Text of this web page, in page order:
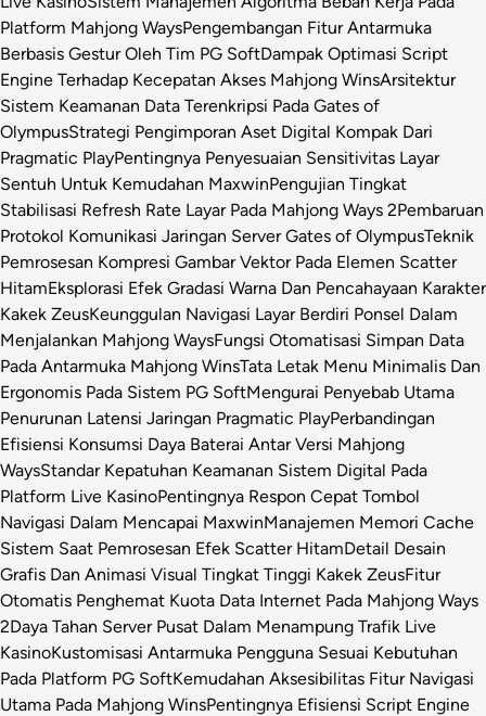
Platform Mahjong WaysPengembangan Fitur Antarmuka
Berbasis Gestur Oleh Tim PG SoftDampak Optimasi Script
Engine Terhadap Kecepatan Akses Mahjong WinsArsitektur
Sistem Keamanan Data Terenkripsi Pada Gates of
OlympusStrategi Pengimporan Aset Digital Kompak Dari
Pragmatic PlayPentingnya Penyesuaian Sensitivitas Layar
Sentuh Untuk Kemudahan MaxwinPengujian Tingkat
Stabilisasi Refresh Rate Layar Pada Mahjong Ways 2Pembaruan
Protokol Komunikasi Jaringan Server Gates of OlympusTeknik
Pemrosesan Kompresi Gambar Vektor Pada Elemen Scatter
HitamEksplorasi Efek Gradasi Warna Dan Pencahayaan Karakter
Kakek ZeusKeunggulan Navigasi Layar Berdiri Ponsel Dalam
Menjalankan Mahjong WaysFungsi Otomatisasi Simpan Data
Pada Antarmuka Mahjong WinsTata Letak Menu Minimalis Dan
Ergonomis Pada Sistem PG SoftMengurai Penyebab Utama
Penurunan Latensi Jaringan Pragmatic PlayPerbandingan
Efisiensi Konsumsi Daya Baterai Antar Versi Mahjong
WaysStandar Kepatuhan Keamanan Sistem Digital Pada
Platform Live KasinoPentingnya Respon Cepat Tombol
Navigasi Dalam Mencapai MaxwinManajemen Memori Cache
Sistem Saat Pemrosesan Efek Scatter HitamDetail Desain
Grafis Dan Animasi Visual Tingkat Tinggi Kakek ZeusFitur
Otomatis Penghemat Kuota Data Internet Pada Mahjong Ways
2Daya Tahan Server Pusat Dalam Menampung Trafik Live
KasinoKustomisasi Antarmuka Pengguna Sesuai Kebutuhan
Pada Platform PG SoftKemudahan Aksesibilitas Fitur Navigasi
Utama Pada Mahjong WinsPentingnya Efisiensi Script Engine